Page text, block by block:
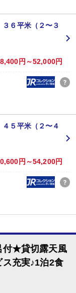
色彩豊かな会席料理。
のコース。
おります。）、朝食＝
ます。
除去した「低アレルゲ
ベジタリアン、宗教上
６平米（２〜３
円～52,000円
５平米（２〜４
円～54,200円
付★貸切露天風
充実♪1泊2食